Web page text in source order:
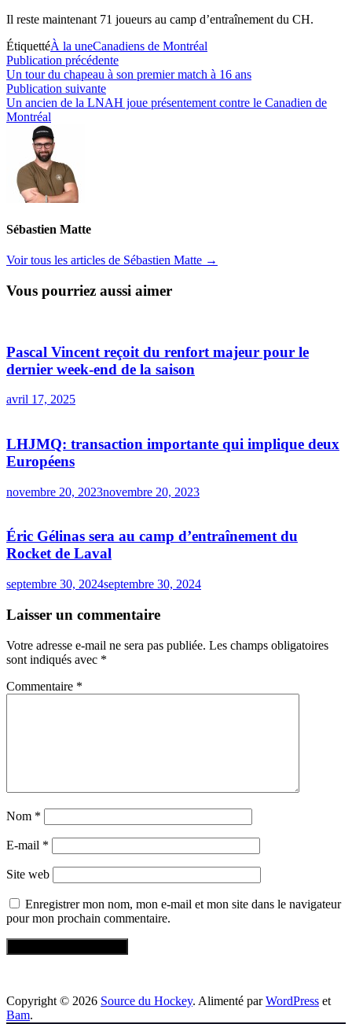
Il reste maintenant 71 joueurs au camp d’entraînement du CH.
ÉtiquettéÀ la uneCanadiens de Montréal
Navigation
de
l’article
Publication précédentePublication
précédente :
Un tour du chapeau à son premier match à 16 ans
Publication suivantePublication
suivante :
Un ancien de la LNAH joue présentement contre le Canadien de
Montréal
Sébastien Matte
Voir tous les articles de Sébastien Matte →
Vous pourriez aussi aimer
Pascal Vincent reçoit du renfort majeur pour le
dernier week-end de la saison
avril 17, 2025
LHJMQ: transaction importante qui implique deux
Européens
novembre 20, 2023novembre 20, 2023
Éric Gélinas sera au camp d’entraînement du
Rocket de Laval
septembre 30, 2024septembre 30, 2024
Laisser un commentaire
Votre adresse e-mail ne sera pas publiée. Les champs obligatoires
sont indiqués avec *
Commentaire *
Nom *
E-mail *
Site web
Enregistrer mon nom, mon e-mail et mon site dans le navigateur
pour mon prochain commentaire.
Copyright © 2026 Source du Hockey. Alimenté parWordPress et
Bam.